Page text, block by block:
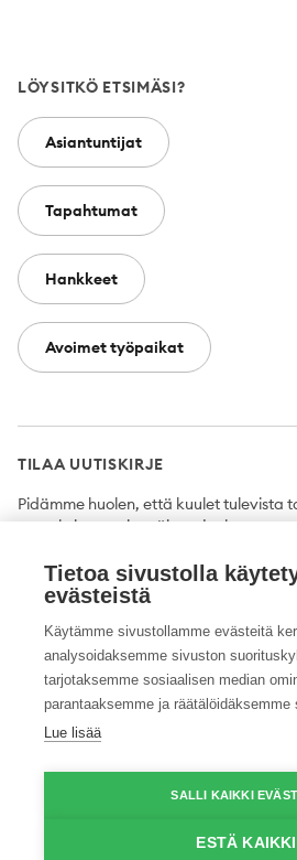
LÖYSITKÖ ETSIMÄSI?
Asiantuntijat
Tapahtumat
Hankkeet
Avoimet työpaikat
TILAA UUTISKIRJE
Pidämme huolen, että kuulet tulevista
uutuuksista ensimmäisten joukossa.
Tilaa
Twitter FacebookYouTubeInstagramLinkedIn
© 2026 ProAgria. Kaikki oikeudet
Tietoa sivustolla
evästeistä
Käytämme sivustollamme evästeitä
analysoidaksemme sivuston
tarjotaksemme sosiaalisen median
parantaaksemme ja
Lue lisää
SALLI KAIKKI
ESTÄ KAIKKI